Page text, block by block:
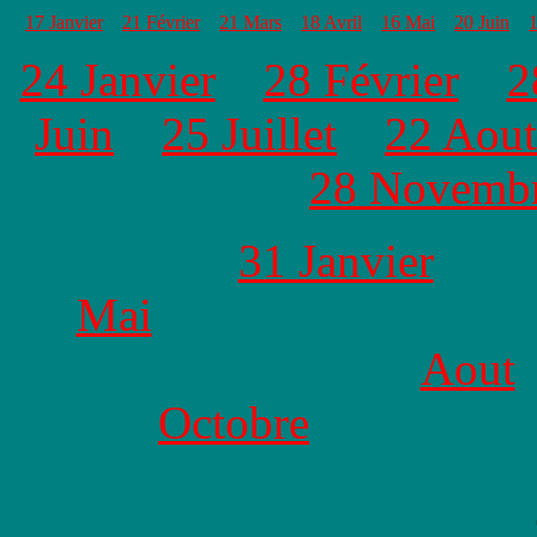
17 Janvier 21 Février 21 Mars 18 Avril 16 Mai 20 Juin
24 Janvier 28 Février
Juin
25 Juillet
22 Aout
28
31 Janvier
Mai
Aout
Octobre